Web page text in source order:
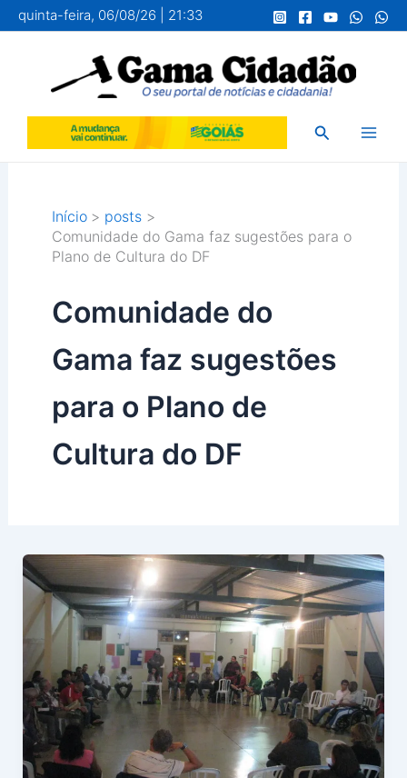
para
conteúdo
quinta-feira, 06/08/26 | 21:33
Pesquisar
Início
posts
Comunidade do Gama faz sugestões para o
Plano de Cultura do DF
Comunidade do
Gama faz sugestões
para o Plano de
Cultura do DF